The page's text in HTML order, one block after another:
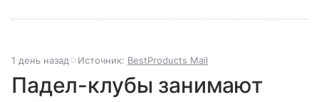
1 день назад Источник: BestProducts Mail
Падел-клубы занимают